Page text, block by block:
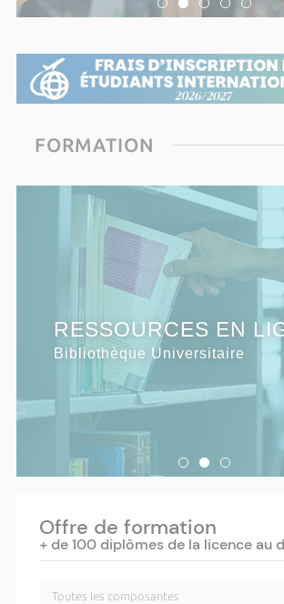
FORMATION
S'INSCRIRE
à l'Université de Corse
RESSOURCES EN
Bibliothèque Universitaire
SERVICES EN LIGNE
Bibliothèque Universitaire
Offre de formation
+ de 100 diplômes de la licence au